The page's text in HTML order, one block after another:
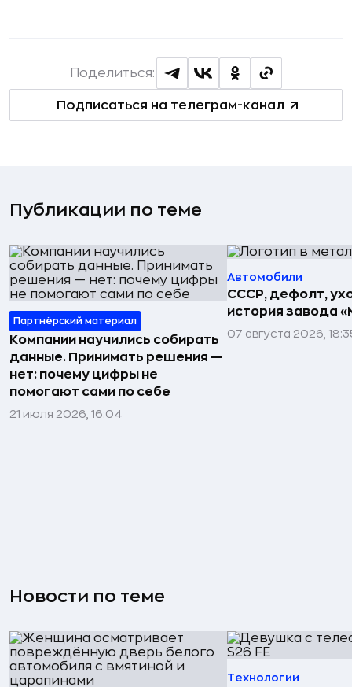
Подписаться на телеграм-канал
Поделиться:
Публикации по теме
Партнёрский материал
Компании научились собирать
данные. Принимать решения —
нет: почему цифры не
помогают сами по себе
21 июля 2026, 16:04
Автомобили
СССР, дефолт,
история завода
07 августа 2026,
Новости по теме
Технологии